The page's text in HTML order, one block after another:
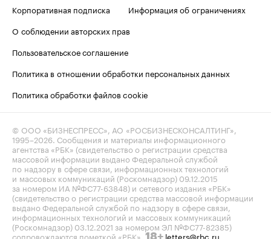
Корпоративная подписка
Информация об ограничениях
О соблюдении авторских прав
Пользовательское соглашение
Политика в отношении обработки персональных данных
Политика обработки файлов cookie
© ООО «БИЗНЕСПРЕСС», АО «РОСБИЗНЕСКОНСАЛТИНГ»,
1995–2026 . Сообщения и материалы информационного
агентства «РБК» (свидетельство о регистрации средства
массовой информации выдано Федеральной службой
по надзору в сфере связи, информационных технологий
и массовых коммуникаций (Роскомнадзор) 09.12.2015
за номером ИА №ФС77-63848) и сетевого издания «РБК»
(свидетельство о регистрации средства массовой информации
выдано Федеральной службой по надзору в сфере связи,
информационных технологий и массовых коммуникаций
(Роскомнадзор) 03.12.2021 за номером ЭЛ №ФС77-82385)
сопровождаются пометкой «РБК». 18+ letters@rbc.ru